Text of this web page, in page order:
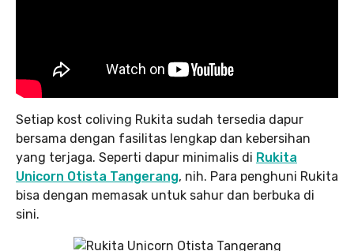
Setiap kost coliving Rukita sudah tersedia dapur
bersama dengan fasilitas lengkap dan kebersihan
yang terjaga. Seperti dapur minimalis di Rukita
Unicorn Otista Tangerang, nih. Para penghuni Rukita
bisa dengan memasak untuk sahur dan berbuka di
sini.